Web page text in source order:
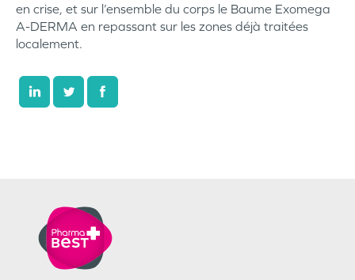
en crise, et sur l’ensemble du corps le Baume Exomega
A-DERMA en repassant sur les zones déjà traitées
localement.